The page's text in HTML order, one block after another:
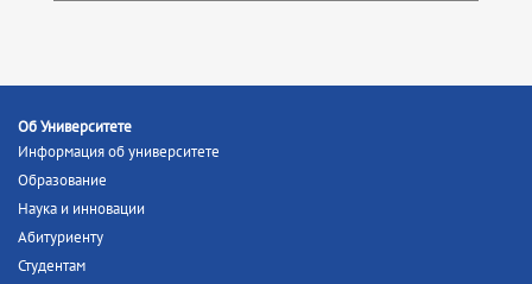
Об Университете
Информация об университете
Образование
Наука и инновации
Абитуриенту
Студентам